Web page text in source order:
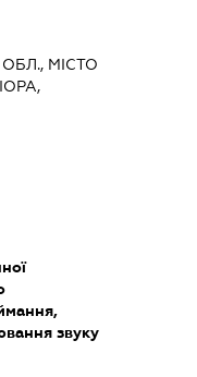
МІСТО
звуку